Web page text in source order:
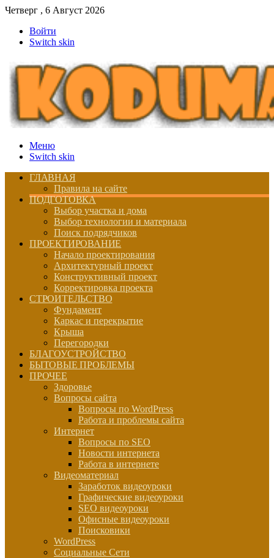
Четверг , 6 Август 2026
Войти
Switch skin
Меню
Switch skin
ГЛАВНАЯ
Правила на сайте
ПОДГОТОВКА
Выбор участка и дома
Выбор технологии и материала
Поиск подрядчиков
ПРОЕКТИРОВАНИЕ
Начало проектирования
Архитектурный проект
Конструктивный проект
Корректировка проекта
СТРОИТЕЛЬСТВО
Фундамент
Каркас и перекрытие
Крыша
Перегородки
БЛАГОУСТРОЙСТВО
БЫТОВЫЕ ПРОБЛЕМЫ
ПРОЧЕЕ
Здоровье
Вопросы сайта
Вопросы по WordPress
Работа и проблемы сайта
Интернет
Вопросы по SEO
Новости интернета
Работа в интернете
Видеоматериал
Заработок видеоуроки
Графические видеоуроки
SEO видеоуроки
Офисные видеоуроки
Поисковики
WordPress
Социальные Сети